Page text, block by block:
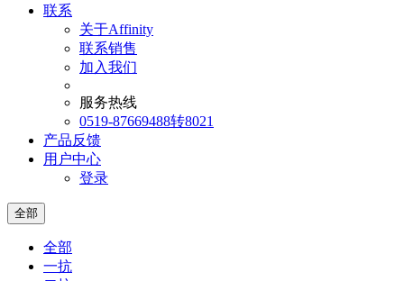
联系
关于Affinity
联系销售
加入我们
服务热线
0519-87669488转8021
产品反馈
用户中心
登录
全部
全部
一抗